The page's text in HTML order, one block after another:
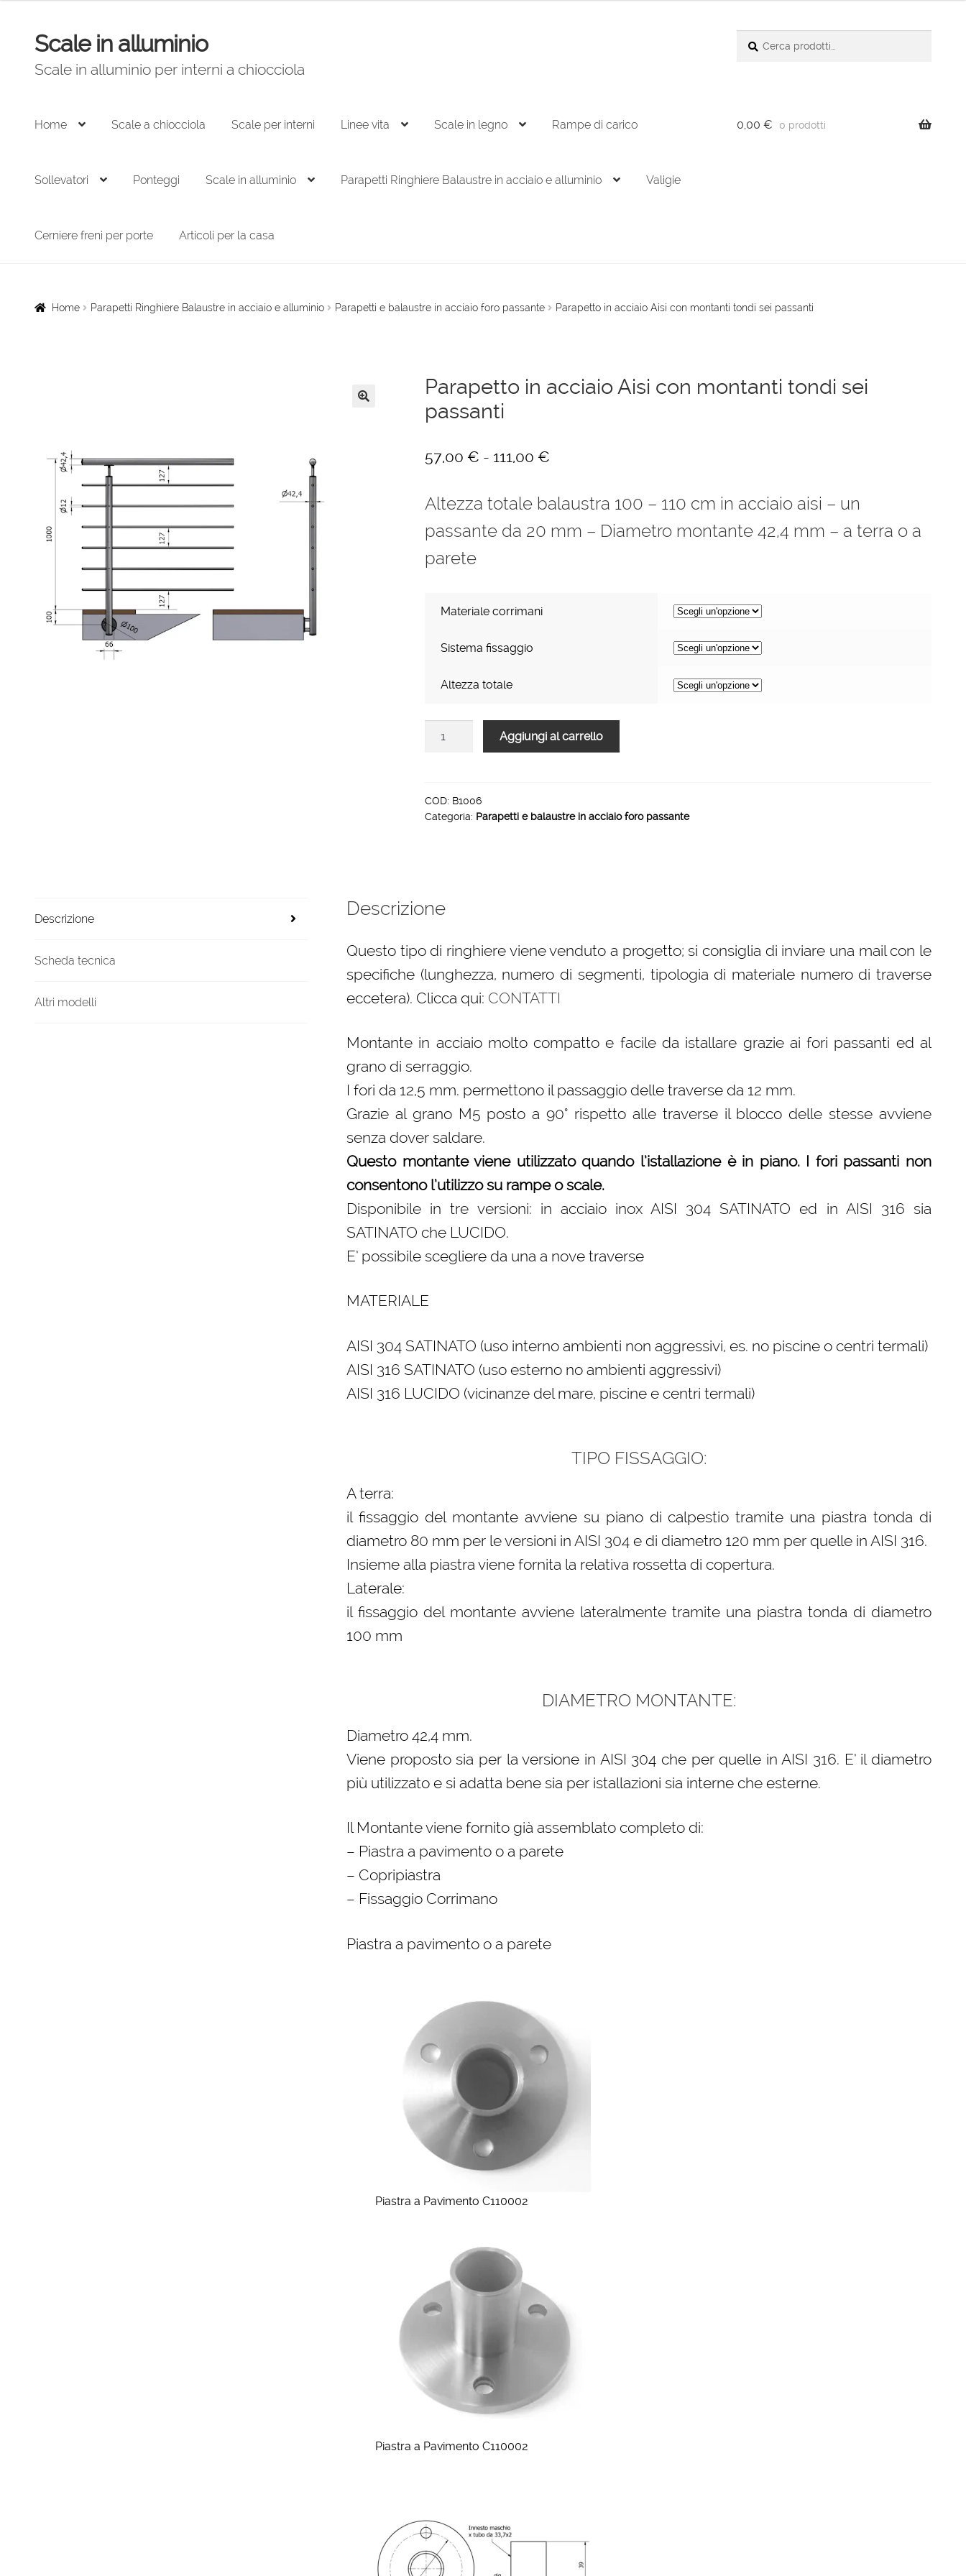
Vai
alla
navigazione
Vai
al
contenuto
Scale in alluminio
Scale in alluminio per interni a chiocciola
Home Scale a chiocciola Scale per interni Linee vita Scale in legno Rampe di carico
Sollevatori Ponteggi Scale in alluminio Parapetti Ringhiere Balaustre in acciaio e alluminio Valigie
Cerniere freni per porte Articoli per la casa
0,00 € 0 prodotti
Home Parapetti Ringhiere Balaustre in acciaio e alluminio Parapetti e balaustre in acciaio foro passante Parapetto in acciaio Aisi con montanti tondi sei passanti
Parapetto in acciaio Aisi con montanti tondi sei
passanti
57,00 € - 111,00 €Fascia
prezzo:
da
Altezza totale balaustra 100 – 110 cm in acciaio aisi – un
passante da 20 mm – Diametro montante 42,4 mm – a terra o a
parete
Materiale corrimani
Sistema fissaggio
Altezza totale
con
montanti
Aggiungi al carrello
COD: B1006
Categoria: Parapetti e balaustre in acciaio foro passante
Descrizione
Scheda tecnica
Altri modelli
Descrizione
Questo tipo di ringhiere viene venduto a progetto; si consiglia di inviare una mail con le
specifiche (lunghezza, numero di segmenti, tipologia di materiale numero di traverse
eccetera). Clicca qui: CONTATTI
Montante in acciaio molto compatto e facile da istallare grazie ai fori passanti ed al
grano di serraggio.
I fori da 12,5 mm. permettono il passaggio delle traverse da 12 mm.
Grazie al grano M5 posto a 90° rispetto alle traverse il blocco delle stesse avviene
senza dover saldare.
Questo montante viene utilizzato quando l’istallazione è in piano. I fori passanti non
consentono l’utilizzo su rampe o scale.
Disponibile in tre versioni: in acciaio inox AISI 304 SATINATO ed in AISI 316 sia
SATINATO che LUCIDO.
E’ possibile scegliere da una a nove traverse
MATERIALE
AISI 304 SATINATO (uso interno ambienti non aggressivi, es. no piscine o centri termali)
AISI 316 SATINATO (uso esterno no ambienti aggressivi)
AISI 316 LUCIDO (vicinanze del mare, piscine e centri termali)
TIPO FISSAGGIO:
A terra:
il fissaggio del montante avviene su piano di calpestio tramite una piastra tonda di
diametro 80 mm per le versioni in AISI 304 e di diametro 120 mm per quelle in AISI 316.
Insieme alla piastra viene fornita la relativa rossetta di copertura.
Laterale:
il fissaggio del montante avviene lateralmente tramite una piastra tonda di diametro
100 mm
DIAMETRO MONTANTE:
Diametro 42,4 mm.
Viene proposto sia per la versione in AISI 304 che per quelle in AISI 316. E’ il diametro
più utilizzato e si adatta bene sia per istallazioni sia interne che esterne.
Il Montante viene fornito già assemblato completo di:
– Piastra a pavimento o a parete
– Copripiastra
– Fissaggio Corrimano
Piastra a pavimento o a parete
Piastra a Pavimento C110002
Piastra a Pavimento C110002
57,00 €
a